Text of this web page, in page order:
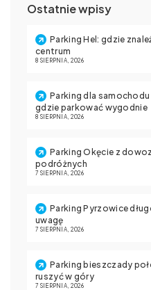
Ostatnie wpisy
Parking Hel: gdzie
centrum
8 SIERPNIA, 2026
Parking dla
gdzie parkować wygodnie
8 SIERPNIA, 2026
Parking Okęcie z
podróżnych
7 SIERPNIA, 2026
Parking Pyrzowice
uwagę
7 SIERPNIA, 2026
Parking bieszczady
ruszyć w góry
7 SIERPNIA, 2026